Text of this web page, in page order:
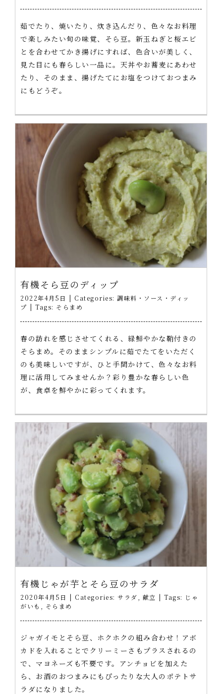
茹でたり、焼いたり、炊き込んだり、色々なお料理
で楽しみたい旬の味覚、そら豆。新玉ねぎと桜エビ
とを合わせてかき揚げにすれば、色合いが美しく、
見た目にも春らしい一品に。天丼やお蕎麦にあわせ
たり、そのまま、揚げたてにお塩をつけておつまみ
にもどうぞ。
有機そら豆のディップ
2022年4月5日 | Categories: 調味料・ソース・ディッ
プ | Tags: そらまめ
春の訪れを感じさせてくれる、緑鮮やかな鞘付きの
そらまめ。そのままシンプルに茹でたてをいただく
のも美味しいですが、ひと手間かけて、色々なお料
理に活用してみませんか？彩り豊かな春らしい色
が、食卓を鮮やかに彩ってくれます。
有機じゃが芋とそら豆のサラダ
2020年4月5日 | Categories: サラダ 献立 | Tags: じゃ
がいも
そらまめ
ジャガイモとそら豆、ホクホクの組み合わせ！アボ
カドを入れることでクリーミーさもプラスされるの
で、マヨネーズも不要です。アンチョビを加えた
ら、お酒のおつまみにもぴったりな大人のポテトサ
ラダになりました。